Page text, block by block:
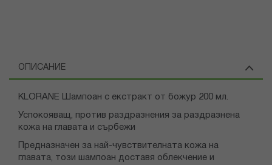
ОПИСАНИЕ
KLORANE Шампоан с екстракт от божур 200 мл.
Успокояващ, против раздразнения за раздразнена
кожа на главата и сърбежи
Предназначен за най-чувствителната кожа на
главата, този шампоан доставя облекчение и